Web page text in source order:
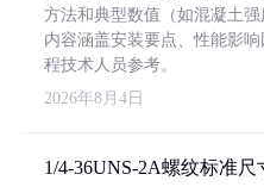
方法和典型数值（如混凝土强
内容涵盖安装要点、性能影
程技术人员参考。
2026年8月4日
1/4-36UNS-2A螺纹标准尺